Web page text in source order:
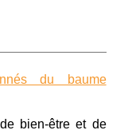
du baume
bien-être et de